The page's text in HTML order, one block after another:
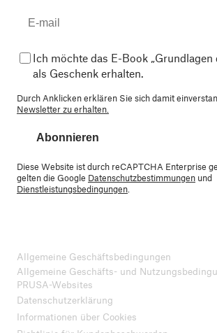
Ich möchte das E-Book „Grundlagen
als Geschenk erhalten.
Durch Anklicken erklären Sie sich damit
Newsletter zu erhalten.
Abonnieren
Diese Website ist durch reCAPTCHA Enterprise
gelten die Google Datenschutzbestimmungen und
Dienstleistungsbedingungen
Allgemeine Geschäftsbedingungen
Allgemeine Geschäfts- und
PRUSA-Websites
Datenschutzerklärung
Informationen über Cookies